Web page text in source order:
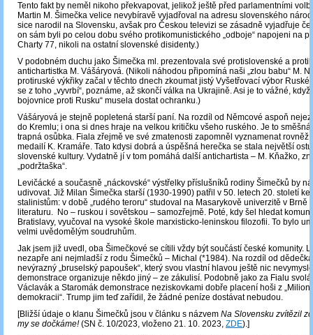
Tento fakt by neměl nikoho překvapovat, jelikož ještě před parlamentními
Martin M. Šimečka velice nevybíravě vyjadřoval na adresu slovenského
sice narodil na Slovensku, avšak pro Českou televizi se zásadně vyjadřuje
on sám byli po celou dobu svého protikomunistického „odboje“ napojeni na
Charty 77, nikoli na ostatní slovenské disidenty.)
V podobném duchu jako Šimečka ml. prezentovala své protislovenské a
antichartistka M. Vášáryová. (Nikoli náhodou připomíná naši „zlou babu“ M.
protiruské výkřiky začal v těchto dnech zkoumat jistý Vyšetřovací výbor Ruské
se z toho „vyvrbí“, poznáme, až skončí válka na Ukrajině. Asi je to vážné, když
bojovnice proti Rusku“ musela dostat ochranku.)
Vášáryová je stejně popletená starší paní. Na rozdíl od Němcové aspoň
do Kremlu; i ona si dnes hraje na velkou kritičku všeho ruského. Je to
trapná osůbka. Fiala zřejmě ve své zmatenosti zapomněl vyznamenat rovněž
medailí K. Kramáře. Tato kdysi dobrá a úspěšná herečka se stala největší
slovenské kultury. Vydatně jí v tom pomáhá další antichartista – M. Kňažko,
„podržtaška“.
Levičácké a současně „náckovské“ výstřelky příslušníků rodiny Šimečků by
udivovat. Již Milan Šimečka starší (1930-1990) patřil v 50. letech 20. století ke
stalinistům: v době „rudého teroru“ studoval na Masarykově univerzitě v Brně
literaturu. No – ruskou i sovětskou – samozřejmě. Poté, kdy šel hledat
Bratislavy, vyučoval na vysoké škole marxisticko-leninskou filozofii. To bylo
velmi uvědomělým soudruhům.
Jak jsem již uvedl, oba Šimečkové se cítili vždy být součástí české komunity.
nezapře ani nejmladší z rodu Šimečků – Michal (*1984). Na rozdíl od
nevýrazný „bruselský papoušek“, který svou vlastní hlavou ještě nic
demonstrace organizuje někdo jiný – ze zákulisí. Podobně jako za Fialu
Václavák a Staromák demonstrace neziskovkami dobře placení hoši z
demokracii“. Trump jim teď zařídil, že žádné peníze dostávat nebudou.
[Bližší údaje o klanu Šimečků jsou v článku s názvem Na Slovensku zvítězil
my se dočkáme!(SN č. 10/2023, vloženo 21. 10. 2023, ZDE).]